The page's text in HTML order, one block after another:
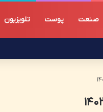
صنعت پوست تلویزیون